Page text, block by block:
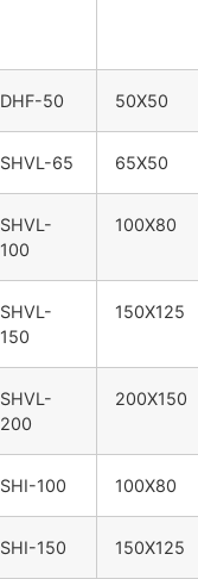
DHF-50 50X50
SHVL-65 65X50
SHVL-
100
100X80
SHVL-
150
150X125
SHVL-
200
200X150
SHI-100 100X80
SHI-150 150X125